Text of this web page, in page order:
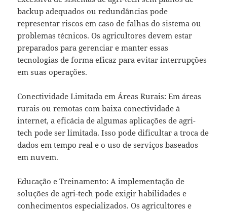
backup adequados ou redundâncias pode
representar riscos em caso de falhas do sistema ou
problemas técnicos. Os agricultores devem estar
preparados para gerenciar e manter essas
tecnologias de forma eficaz para evitar interrupções
em suas operações.
Conectividade Limitada em Áreas Rurais: Em áreas
rurais ou remotas com baixa conectividade à
internet, a eficácia de algumas aplicações de agri-
tech pode ser limitada. Isso pode dificultar a troca de
dados em tempo real e o uso de serviços baseados
em nuvem.
Educação e Treinamento: A implementação de
soluções de agri-tech pode exigir habilidades e
conhecimentos especializados. Os agricultores e